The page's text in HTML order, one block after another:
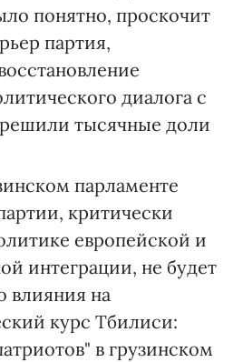
понятно, проскочит
партия,
диалога с
тысячные доли
парламенте
критически
европейской и
интеграции, не будет
влияния на
курс Тбилиси:
в грузинском